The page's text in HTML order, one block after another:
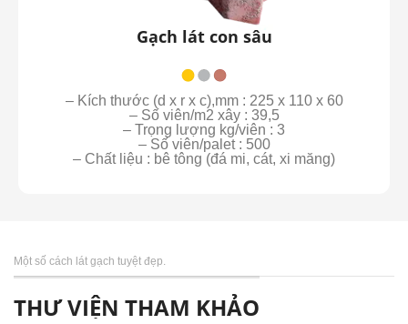
Gạch lát con sâu
– Kích thước (d x r x c),mm : 225 x 110 x 60
– Số viên/m2 xây : 39,5
– Trọng lượng kg/viên : 3
– Số viên/palet : 500
– Chất liệu : bê tông (đá mi, cát, xi măng)
Một số cách lát gạch tuyệt đẹp.
THƯ VIỆN THAM KHẢO